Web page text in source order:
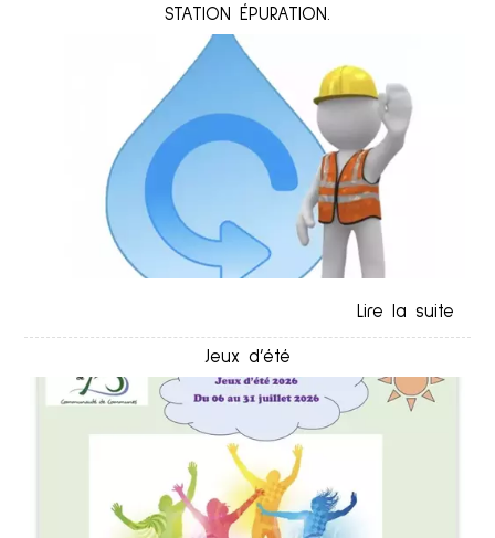
STATION ÉPURATION.
Jeux d’été